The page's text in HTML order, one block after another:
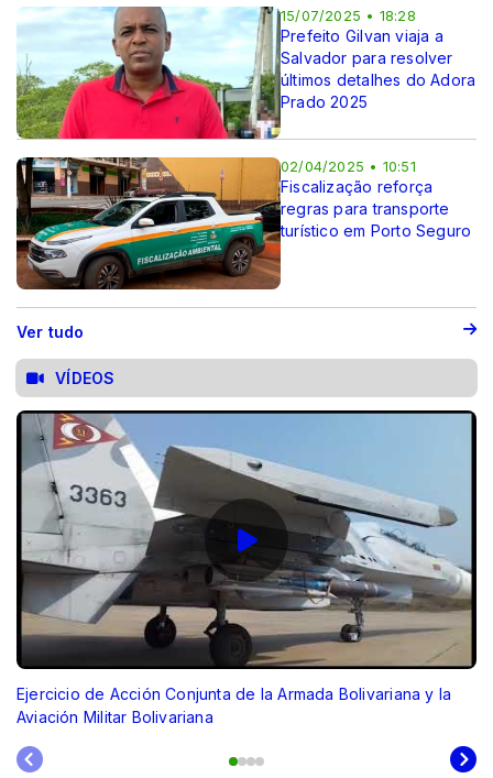
15/07/2025 • 18:28
Prefeito Gilvan viaja a
Salvador para resolver
últimos detalhes do Adora
Prado 2025
02/04/2025 • 10:51
Fiscalização reforça
regras para transporte
turístico em Porto Seguro
Ver tudo
VÍDEOS
Ejercicio de Acción Conjunta de la Armada Bolivariana y la
Aviación Militar Bolivariana